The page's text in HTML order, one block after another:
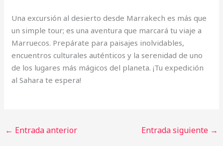
Una excursión al desierto desde Marrakech es más que
un simple tour; es una aventura que marcará tu viaje a
Marruecos. Prepárate para paisajes inolvidables,
encuentros culturales auténticos y la serenidad de uno
de los lugares más mágicos del planeta. ¡Tu expedición
al Sahara te espera!
← Entrada anterior Entrada siguiente →